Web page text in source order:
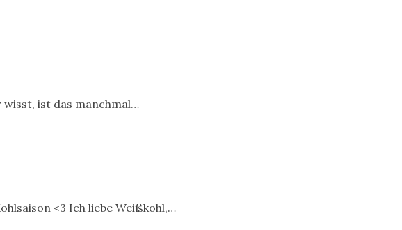
wisst, ist das manchmal…
<3 Ich liebe Weißkohl,…